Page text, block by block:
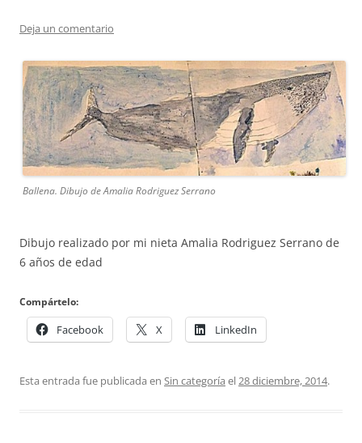
Deja un comentario
Ballena. Dibujo de Amalia Rodriguez Serrano
Dibujo realizado por mi nieta Amalia Rodriguez Serrano de
6 años de edad
Compártelo:
Facebook X LinkedIn
Esta entrada fue publicada en Sin categoría el28 diciembre, 2014.